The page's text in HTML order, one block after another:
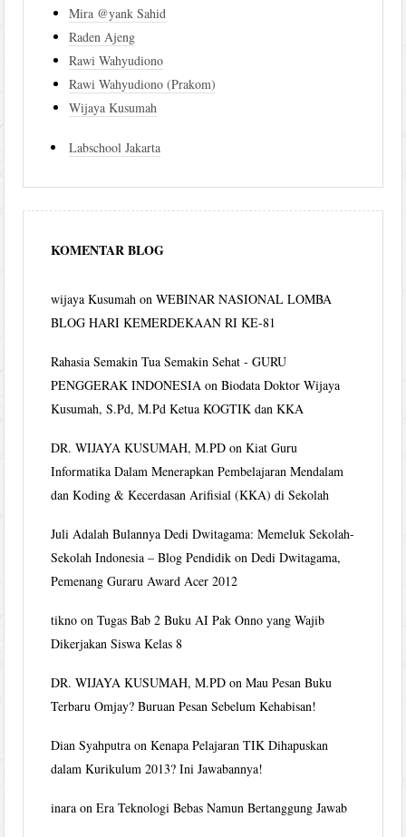
Mira @yank Sahid
Raden Ajeng
Rawi Wahyudiono
Rawi Wahyudiono (Prakom)
Wijaya Kusumah
Labschool Jakarta
KOMENTAR BLOG
wijaya Kusumah onWEBINAR NASIONAL LOMBA
BLOG HARI KEMERDEKAAN RI KE-81
Rahasia Semakin Tua Semakin Sehat - GURU
PENGGERAK INDONESIA onBiodata Doktor Wijaya
Kusumah, S.Pd, M.Pd Ketua KOGTIK dan KKA
DR. WIJAYA KUSUMAH, M.PD onKiat Guru
Informatika Dalam Menerapkan Pembelajaran Mendalam
dan Koding & Kecerdasan Arifisial (KKA) di Sekolah
Juli Adalah Bulannya Dedi Dwitagama: Memeluk Sekolah-
Sekolah Indonesia – Blog Pendidik onDedi Dwitagama,
Pemenang Guraru Award Acer 2012
tikno onTugas Bab 2 Buku AI Pak Onno yang Wajib
Dikerjakan Siswa Kelas 8
DR. WIJAYA KUSUMAH, M.PD onMau Pesan Buku
Terbaru Omjay? Buruan Pesan Sebelum Kehabisan!
Dian Syahputra onKenapa Pelajaran TIK Dihapuskan
dalam Kurikulum 2013? Ini Jawabannya!
inara onEra Teknologi Bebas Namun Bertanggung Jawab